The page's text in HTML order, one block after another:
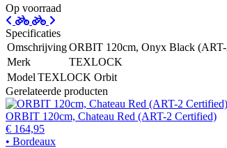
Op voorraad
Specificaties
OmschrijvingORBIT 120cm, Onyx Black
Merk
TEXLOCK
Model TEXLOCK Orbit
Gerelateerde producten
ORBIT 120cm, Chateau Red (ART-2 Certified)
€ 164,95
• Bordeaux